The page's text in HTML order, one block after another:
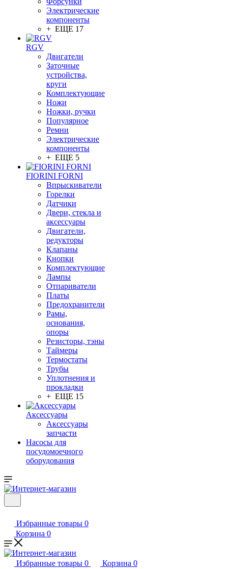
Электрические
компоненты
+ ЕЩЕ 17
RGV
Двигатели
Заточные
устройства,
круги
Комплектующие
Ножи
Ножки, ручки
Популярное
Ремни
Электрические
компоненты
+ ЕЩЕ 5
FIORINI FORNI
Впрыскиватели
Горелки
Датчики
Двери, стекла и
аксессуары
Двигатели,
редукторы
Клапаны
Кнопки
Комплектующие
Лампы
Отпариватели
Платы
Предохранители
Рамы,
основания,
опоры
Резисторы, тэны
Таймеры
Термостаты
Трубы
Уплотнения и
прокладки
+ ЕЩЕ 15
Аксессуары
Аксессуары
запчасти
Насосы для
посудомоечного
оборудования
Избранные товары 0
Корзина 0
Избранные товары 0 Корзина 0